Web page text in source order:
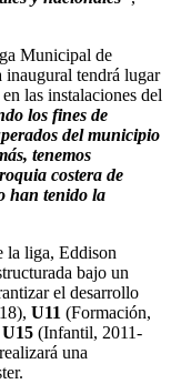
Municipal de
tendrá lugar
las instalaciones del
los fines de
del municipio
tenemos
costera de
han tenido la
la liga, Eddison
bajo un
el desarrollo
U11 (Formación,
U15 (Infantil, 2011-
una